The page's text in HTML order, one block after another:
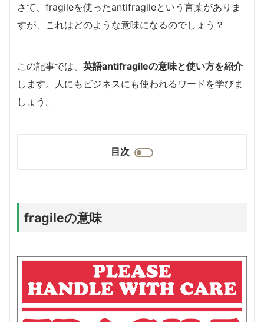
さて、fragileを使ったantifragileという言葉がありま
すが、これはどのような意味になるのでしょう？
この記事では、 英語antifragileの意味と使い方を紹介
します。人にもビジネスにも使われるワードを学びま
しょう。
目次
fragileの意味